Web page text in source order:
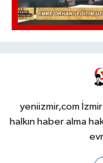
yeniizmir,com
halkın haber alma